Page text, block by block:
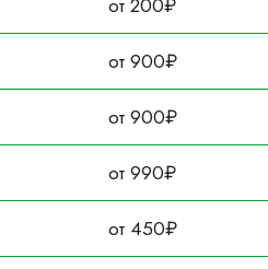
от 900₽
от 900₽
от 990₽
от 450₽